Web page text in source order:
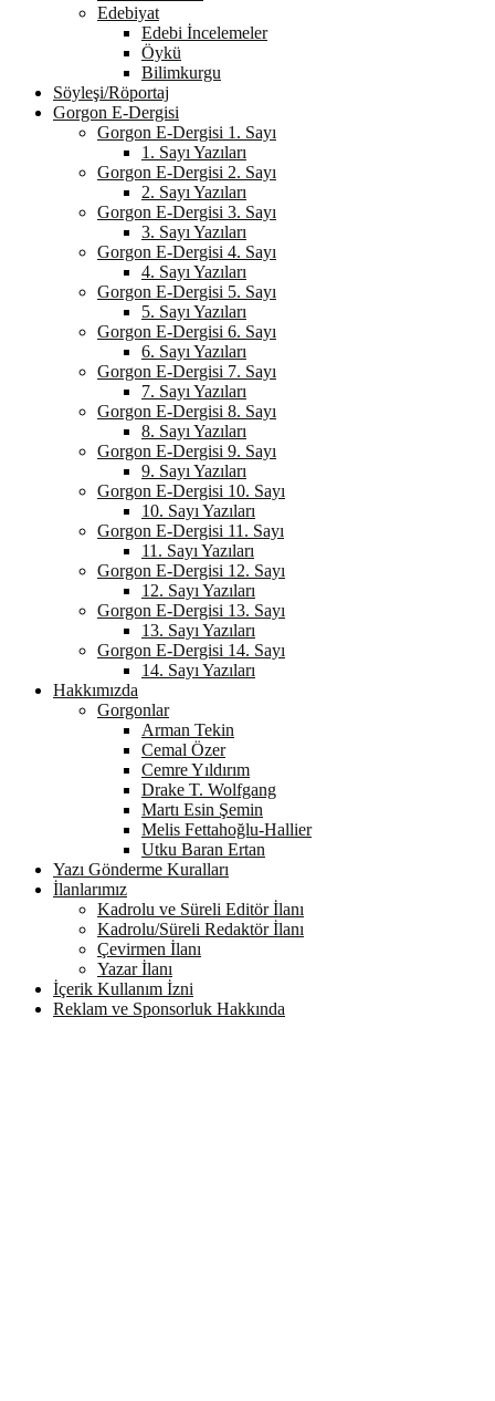
Edebiyat
Edebi İncelemeler
Öykü
Bilimkurgu
Söyleşi/Röportaj
Gorgon E-Dergisi
Gorgon E-Dergisi 1. Sayı
1. Sayı Yazıları
Gorgon E-Dergisi 2. Sayı
2. Sayı Yazıları
Gorgon E-Dergisi 3. Sayı
3. Sayı Yazıları
Gorgon E-Dergisi 4. Sayı
4. Sayı Yazıları
Gorgon E-Dergisi 5. Sayı
5. Sayı Yazıları
Gorgon E-Dergisi 6. Sayı
6. Sayı Yazıları
Gorgon E-Dergisi 7. Sayı
7. Sayı Yazıları
Gorgon E-Dergisi 8. Sayı
8. Sayı Yazıları
Gorgon E-Dergisi 9. Sayı
9. Sayı Yazıları
Gorgon E-Dergisi 10. Sayı
10. Sayı Yazıları
Gorgon E-Dergisi 11. Sayı
11. Sayı Yazıları
Gorgon E-Dergisi 12. Sayı
12. Sayı Yazıları
Gorgon E-Dergisi 13. Sayı
13. Sayı Yazıları
Gorgon E-Dergisi 14. Sayı
14. Sayı Yazıları
Hakkımızda
Gorgonlar
Arman Tekin
Cemal Özer
Cemre Yıldırım
Drake T. Wolfgang
Martı Esin Şemin
Melis Fettahoğlu-Hallier
Utku Baran Ertan
Yazı Gönderme Kuralları
İlanlarımız
Kadrolu ve Süreli Editör İlanı
Kadrolu/Süreli Redaktör İlanı
Çevirmen İlanı
Yazar İlanı
İçerik Kullanım İzni
Reklam ve Sponsorluk Hakkında